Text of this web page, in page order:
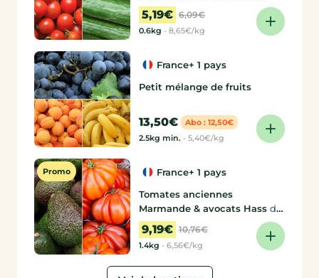
Aurélie
5,19€ 6,09€
0.6kg - 8,65€/kg
France+ 1 pays
Petit mélange de fruits
13,50€
Abo : 12,50€
2.5kg min. - 5,40€/kg
Promo France+ 1 pays
Tomates anciennes
Marmande & avocats Hass de
Franck, Coopérative de
producteurs
9,19€ 10,76€
1.4kg - 6,56€/kg